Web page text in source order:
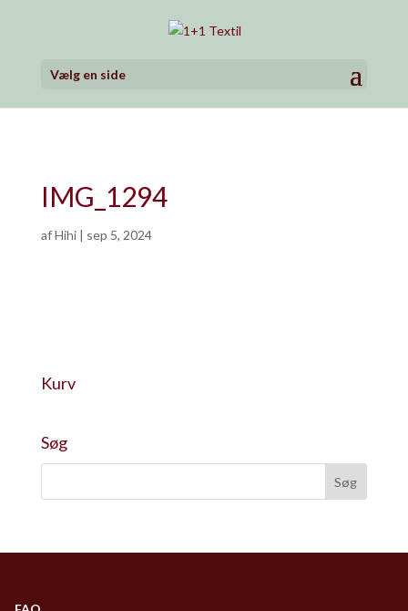
Vælg en side
IMG_1294
afHihi| sep 5, 2024
Kurv
Søg